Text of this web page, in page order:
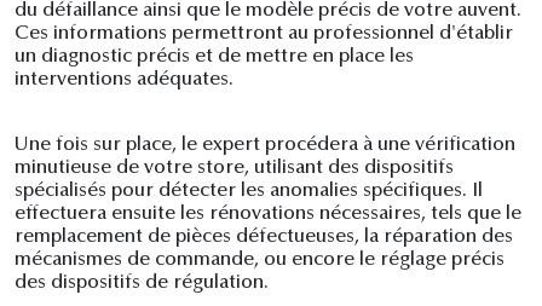
du défaillance ainsi que le modèle précis de votre auvent.
Ces informations permettront au professionnel d'établir
un diagnostic précis et de mettre en place les
interventions adéquates.
Une fois sur place, le expert procédera à une vérification
minutieuse de votre store, utilisant des dispositifs
spécialisés pour détecter les anomalies spécifiques. Il
effectuera ensuite les rénovations nécessaires, tels que le
remplacement de pièces défectueuses, la réparation des
mécanismes de commande, ou encore le réglage précis
des dispositifs de régulation.